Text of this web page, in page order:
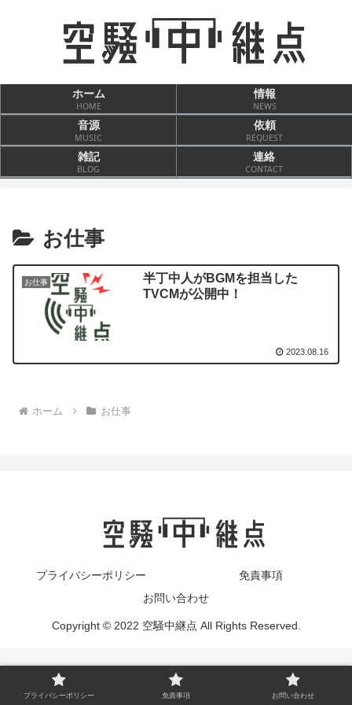
ホーム
HOME
情報
NEWS
音源
MUSIC
依頼
REQUEST
雑記
BLOG
連絡
CONTACT
お仕事
お仕事
半丁中人がBGMを担当した
TVCMが公開中！
2023.08.16
ホーム お仕事
プライバシーポリシー
免責事項
お問い合わせ
Copyright © 2022 空騒中継点 All Rights Reserved.
プライバシーポリシー 免責事項 お問い合わせ